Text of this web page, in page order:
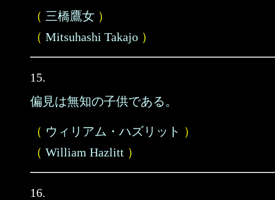
（ 三橋鷹女 ）
（ Mitsuhashi Takajo ）
15.
偏見は無知の子供である。
（ ウィリアム・ハズリット ）
（ William Hazlitt ）
16.